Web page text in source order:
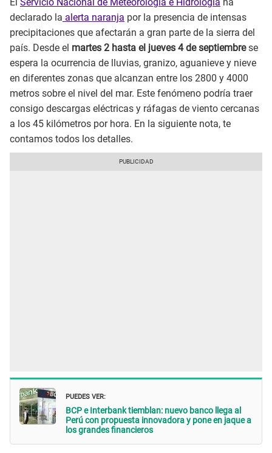
El Servicio Nacional de Meteorología e Hidrología ha
declarado la alerta naranja por la presencia de intensas
precipitaciones que afectarán a gran parte de la sierra del
país. Desde el martes 2 hasta el jueves 4 de septiembrese
espera la ocurrencia de lluvias, granizo, aguanieve y nieve
en diferentes zonas que alcanzan entre los 2800 y 4000
metros sobre el nivel del mar. Este fenómeno podría traer
consigo descargas eléctricas y ráfagas de viento cercanas
a los 45 kilómetros por hora. En la siguiente nota, te
contamos todos los detalles.
PUEDES VER:
BCP e Interbank tiemblan: nuevo banco llega al
Perú con propuesta innovadora y pone en jaque a
los grandes financieros